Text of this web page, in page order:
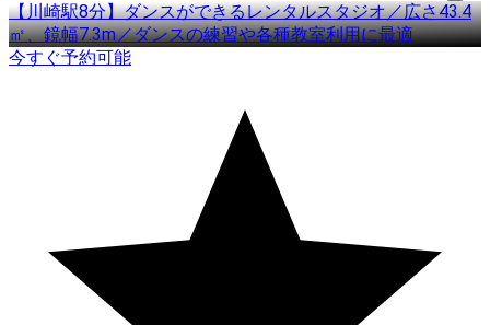
【川崎駅8分】ダンスができるレンタルスタジオ／広さ43.4
㎡、鏡幅7.3m／ダンスの練習や各種教室利用に最適
今すぐ予約可能